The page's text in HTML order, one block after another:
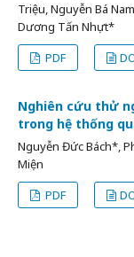
Triệu, Nguyễn Bá
Dương Tấn Nhựt*
PDF
Nghiên cứu thử
trong hệ thống
Nguyễn Đức Bách*,
Miện
PDF